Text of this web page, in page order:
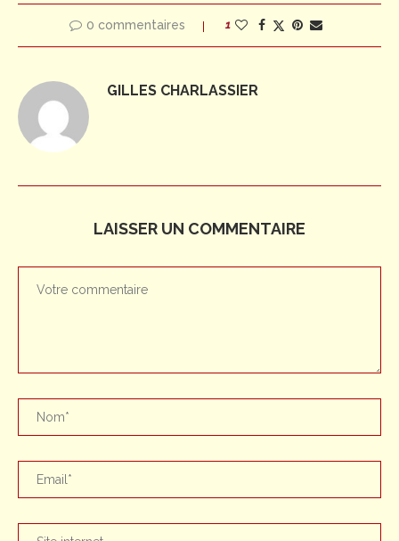
0 commentaires 1
GILLES CHARLASSIER
LAISSER UN COMMENTAIRE